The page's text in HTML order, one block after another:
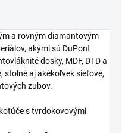
a rovným diamantovým
akými sú DuPont
dosky, MDF, DTD a
stolné aj akékoľvek sieťové,
zubov.
s tvrdokovovými